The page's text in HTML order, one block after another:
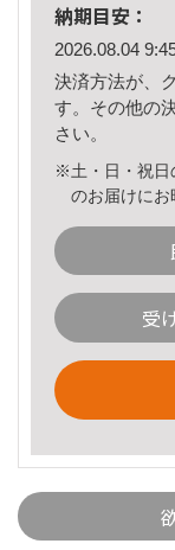
納期目安：
2026.08.04
決済方法が、
す。その他の
さい。
※土・日・祝日
のお届けにお
受